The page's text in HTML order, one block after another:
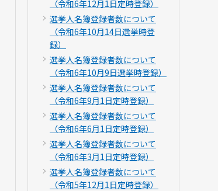
（令和6年12月1日定時登録）
選挙人名簿登録者数について
（令和6年10月14日選挙時登
録）
選挙人名簿登録者数について
（令和6年10月9日選挙時登録）
選挙人名簿登録者数について
（令和6年9月1日定時登録）
選挙人名簿登録者数について
（令和6年6月1日定時登録）
選挙人名簿登録者数について
（令和6年3月1日定時登録）
選挙人名簿登録者数について
（令和5年12月1日定時登録）